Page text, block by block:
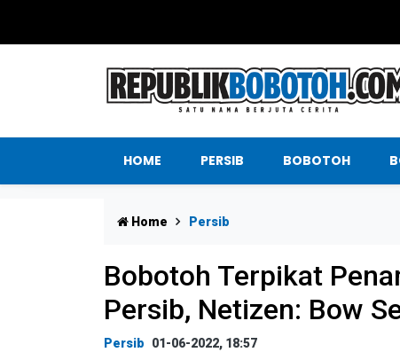
HOME PERSIB BOBOTOH
Home Persib
Bobotoh Terpikat
Persib, Netizen: Bow
Persib 01-06-2022, 18:57